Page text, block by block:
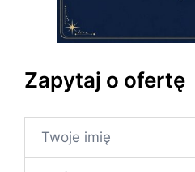
Zapytaj o ofertę